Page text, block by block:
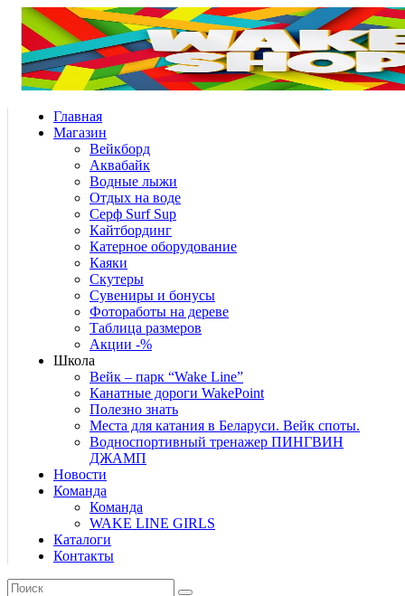
Главная
Магазин
Вейкборд
Аквабайк
Водные лыжи
Отдых на воде
Серф Surf Sup
Кайтбординг
Катерное оборудование
Каяки
Скутеры
Сувениры и бонусы
Фотоработы на дереве
Таблица размеров
Акции -%
Школа
Вейк – парк “Wake Line”
Канатные дороги WakePoint
Полезно знать
Места для катания в Беларуси. Вейк споты.
Водноспортивный тренажер ПИНГВИН
ДЖАМП
Новости
Команда
Команда
WAKE LINE GIRLS
Каталоги
Контакты